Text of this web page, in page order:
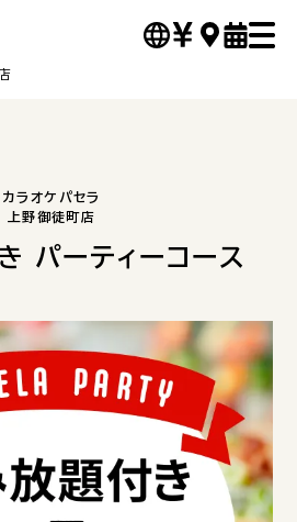
カラオケパセラ
上野御徒町店
パーティーコース